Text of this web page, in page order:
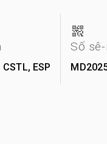
ESP
Số